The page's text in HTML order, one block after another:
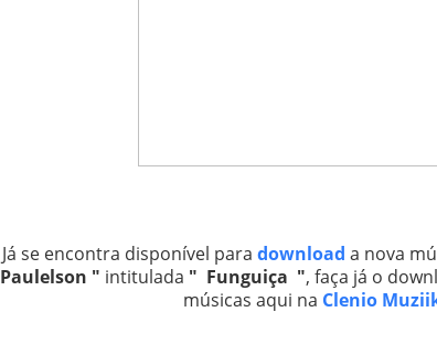
Já se encontra disponível para download a nova
Paulelson " intitulada " Funguiça ", faça já o
músicas aqui na Clenio